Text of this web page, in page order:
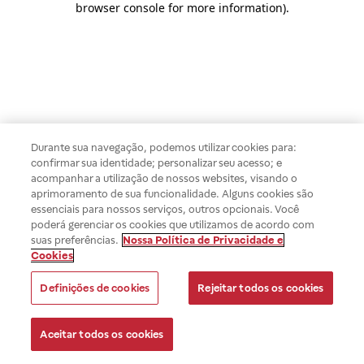
browser console for more information).
Durante sua navegação, podemos utilizar cookies para:
confirmar sua identidade; personalizar seu acesso; e
acompanhar a utilização de nossos websites, visando o
aprimoramento de sua funcionalidade. Alguns cookies são
essenciais para nossos serviços, outros opcionais. Você
poderá gerenciar os cookies que utilizamos de acordo com
suas preferências. Nossa Política de Privacidade e
Cookies
Definições de cookies Rejeitar todos os cookies
Aceitar todos os cookies